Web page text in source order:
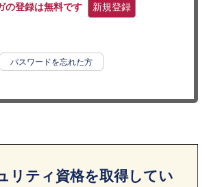
の登録は無料です 新規登録
パスワードを忘れた方
リティ資格を取得してい